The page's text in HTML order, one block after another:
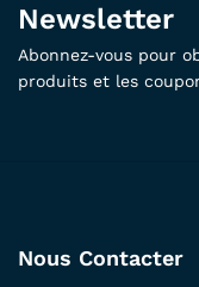
Newsletter
Abonnez-vous pour
produits et les
Nous Contacter